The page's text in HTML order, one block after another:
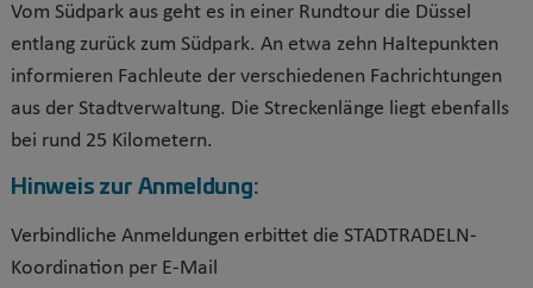
Vom Südpark aus geht es in einer Rundtour die Düssel
entlang zurück zum Südpark. An etwa zehn Haltepunkten
informieren Fachleute der verschiedenen Fachrichtungen
aus der Stadtverwaltung. Die Streckenlänge liegt ebenfalls
bei rund 25 Kilometern.
Hinweis zur Anmeldung:
Verbindliche Anmeldungen erbittet die STADTRADELN-
Koordination per E-Mail